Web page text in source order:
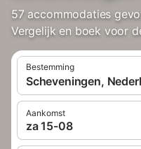
57 accommodaties
Vergelijk en boek voor
Bestemming
Scheveningen,
Aankomst
za 15-08